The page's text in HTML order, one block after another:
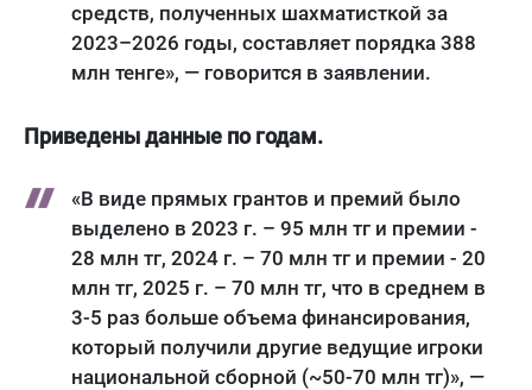
средств, полученных шахматисткой за
2023–2026 годы, составляет порядка 388
млн тенге», — говорится в заявлении.
Приведены данные по годам.
«В виде прямых грантов и премий было
выделено в 2023 г. – 95 млн тг и премии -
28 млн тг, 2024 г. – 70 млн тг и премии - 20
млн тг, 2025 г. – 70 млн тг, что в среднем в
3-5 раз больше объема финансирования,
который получили другие ведущие игроки
национальной сборной (~50-70 млн тг)», —